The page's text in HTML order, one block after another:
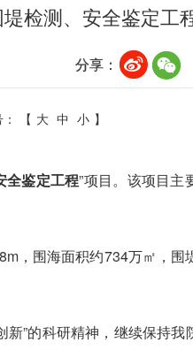
检测、安全鉴定工
分享：
【 大 中 小 】
全鉴定工程”项目。该项目主
，围海面积约734万㎡，围
”的科研精神，继续保持我